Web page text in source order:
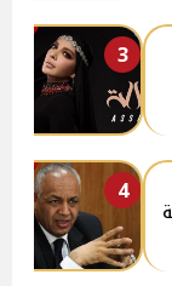
3
4